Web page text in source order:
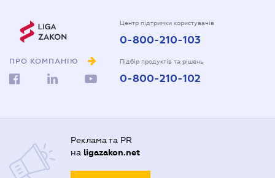
ПРО КОМПАНІЮ
Центр підтримки користувачів
0-800-210-103
Підбір продуктів та рішень
0-800-210-102
Реклама та PR
на ligazakon.net